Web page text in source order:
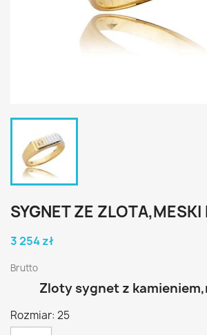
SYGNET ZE
3 254 zł
Brutto
Zloty sygnet z
Rozmiar: 25